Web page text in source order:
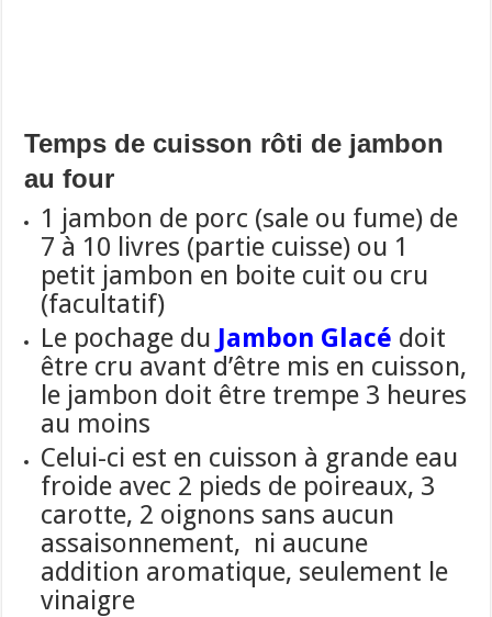
Temps de cuisson rôti de jambon
au four
1 jambon de porc (sale ou fume) de
7 à 10 livres (partie cuisse) ou 1
petit jambon en boite cuit ou cru
(facultatif)
Le pochage du Jambon Glacé doit
être cru avant d’être mis en cuisson,
le jambon doit être trempe 3 heures
au moins
Celui-ci est en cuisson à grande eau
froide avec 2 pieds de poireaux, 3
carotte, 2 oignons sans aucun
assaisonnement, ni aucune
addition aromatique, seulement le
vinaigre